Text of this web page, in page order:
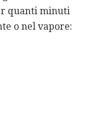
quanti minuti
o nel vapore: